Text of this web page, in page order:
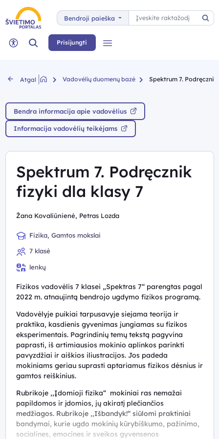
Bendroji paieška
Paieška
Neįgaliųjų rėžimas
Paieška Prisijungti
Atgal Vadovėlių duomenų bazė Spektrum 7.
Bendra informacija apie vadovėlius
Informacija vadovėlių teikėjams
Spektrum 7. Podręcznik
fizyki dla klasy 7
Žana Kovaliūnienė, Petras Lozda
Fizika, Gamtos mokslai
7 klasė
lenkų
Fizikos vadovėlis 7 klasei „Spektras 7“ parengtas pagal
2022 m. atnaujintą bendrojo ugdymo fizikos programą.
Vadovėlyje puikiai tarpusavyje siejama teorija ir
praktika, kasdienis gyvenimas jungiamas su fizikos
eksperimentais. Pagrindinių temų tekstą pagyvina
paprasti, iš artimiausios mokinio aplinkos parinkti
pavyzdžiai ir aiškios iliustracijos. Jos padeda
mokiniams geriau suprasti aptariamus fizikos dėsnius ir
gamtos reiškinius.
Rubrikoje ,,Įdomioji fizika“ mokiniai ras nemažai
papildomos ir įdomios, jų akiratį plečiančios
medžiagos. Rubrikoje ,,Išbandyk!“ siūlomi praktiniai
bandymai, kurie ugdo mokinių kūrybiškumo, pažinimo,
socialines, emocines ir sveikos gyvensenos